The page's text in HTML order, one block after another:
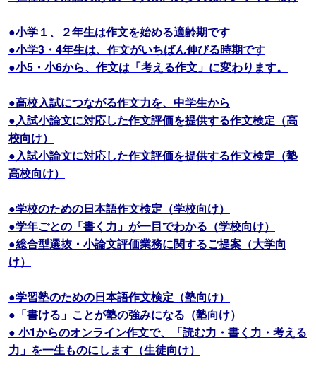
●小学１、２年生は作文を始める適齢期です
●小学3・4年生は、作文がいちばん伸びる時期です
●小5・小6から、作文は「考える作文」に変わります。
●高校入試につながる作文力を、中学生から
●入試小論文に対応した作文評価を提供する作文検定（高
校向け）
●入試小論文に対応した作文評価を提供する作文検定（塾
高校向け）
●学校のための日本語作文検定（学校向け）
●学年ごとの「書く力」が一目でわかる（学校向け）
●総合型選抜・小論文評価業務に関するご提案（大学向
け）
●学習塾のための日本語作文検定（塾向け）
●「書ける」ことが塾の強みになる（塾向け）
● 小1からのオンライン作文で、「読む力・書く力・考える
力」を一生ものにします（生徒向け）